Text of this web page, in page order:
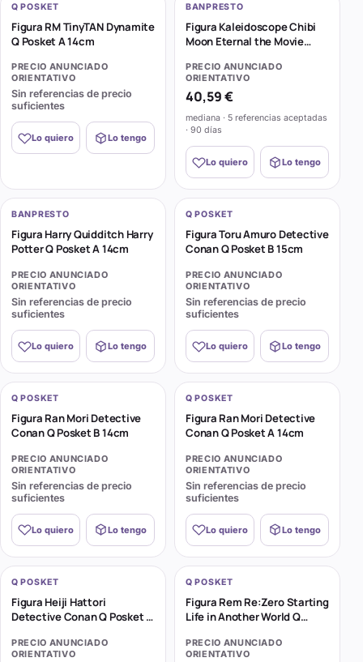
Q POSKET
Figura RM TinyTAN Dynamite
Q Posket A 14cm
PRECIO ANUNCIADO
ORIENTATIVO
Sin referencias de precio
suficientes
Lo quiero Lo tengo
BANPRESTO
Figura Kaleidoscope Chibi
Moon Eternal the Movie
PRECIO ANUNCIADO
ORIENTATIVO
40,59 €
mediana · 5 referencias aceptadas
· 90 días
Lo quiero Lo tengo
BANPRESTO
Figura Harry Quidditch Harry
Potter Q Posket A 14cm
PRECIO ANUNCIADO
ORIENTATIVO
Sin referencias de precio
suficientes
Lo quiero Lo tengo
Q POSKET
Figura Toru Amuro Detective
Conan Q Posket B 15cm
PRECIO ANUNCIADO
ORIENTATIVO
Sin referencias de precio
suficientes
Lo quiero Lo tengo
Q POSKET
Figura Ran Mori Detective
Conan Q Posket B 14cm
PRECIO ANUNCIADO
ORIENTATIVO
Sin referencias de precio
suficientes
Lo quiero Lo tengo
Q POSKET
Figura Ran Mori Detective
Conan Q Posket A 14cm
PRECIO ANUNCIADO
ORIENTATIVO
Sin referencias de precio
suficientes
Lo quiero Lo tengo
Q POSKET
Figura Heiji Hattori
Detective Conan Q Posket B
PRECIO ANUNCIADO
ORIENTATIVO
Q POSKET
Figura Rem Re:Zero Starting
Life in Another World Q
PRECIO ANUNCIADO
ORIENTATIVO